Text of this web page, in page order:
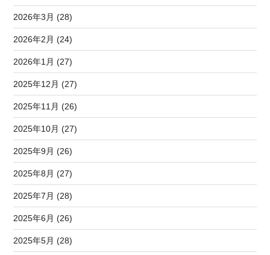
2026年3月 (28)
2026年2月 (24)
2026年1月 (27)
2025年12月 (27)
2025年11月 (26)
2025年10月 (27)
2025年9月 (26)
2025年8月 (27)
2025年7月 (28)
2025年6月 (26)
2025年5月 (28)